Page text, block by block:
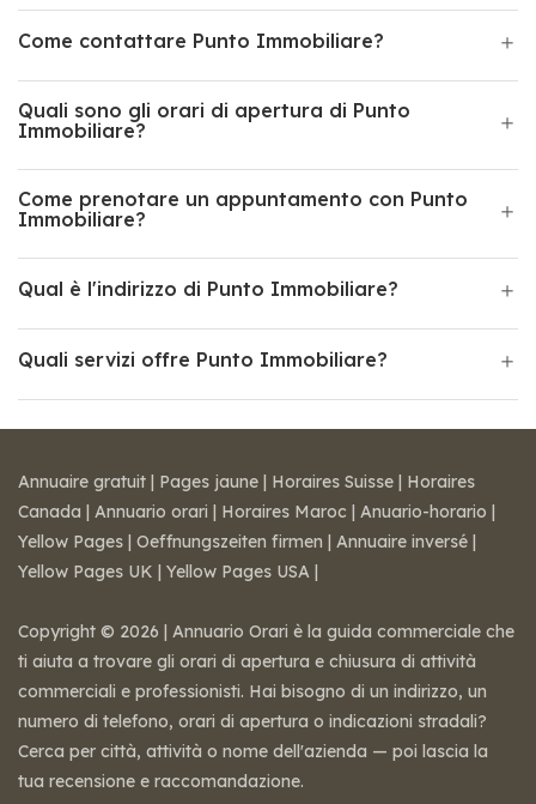
Come contattare Punto Immobiliare?
Quali sono gli orari di apertura di Punto
Immobiliare?
Come prenotare un appuntamento con Punto
Immobiliare?
Qual è l'indirizzo di Punto Immobiliare?
Quali servizi offre Punto Immobiliare?
Annuaire gratuit | Pages jaune | Horaires Suisse | Horaires
Canada | Annuario orari | Horaires Maroc | Anuario-horario |
Yellow Pages | Oeffnungszeiten firmen | Annuaire inversé |
Yellow Pages UK | Yellow Pages USA |
Copyright © 2026 | Annuario Orari è la guida commerciale che
ti aiuta a trovare gli orari di apertura e chiusura di attività
commerciali e professionisti. Hai bisogno di un indirizzo, un
numero di telefono, orari di apertura o indicazioni stradali?
Cerca per città, attività o nome dell'azienda — poi lascia la
tua recensione e raccomandazione.